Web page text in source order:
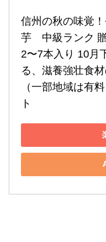
信州の秋の味覚
芋　中級ランク
2〜7本入り 10月
る、滋養強壮食
（一部地域は有
ト